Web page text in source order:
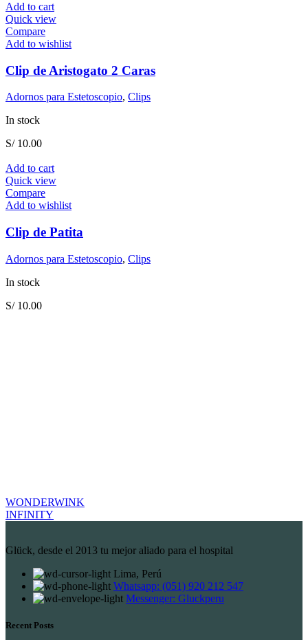
Add to cart
Quick view
Compare
Add to wishlist
Clip de Aristogato 2 Caras
Adornos para Estetoscopio, Clips
In stock
S/10.00
Add to cart
Quick view
Compare
Add to wishlist
Clip de Patita
Adornos para Estetoscopio, Clips
In stock
S/10.00
WONDERWINK
INFINITY
Glück, desde el 2013 tu mejor aliado para el hospital
Lima, Perú
Whatsapp: (051) 920 212 547
Messenger: Gluckperu
Recent Posts